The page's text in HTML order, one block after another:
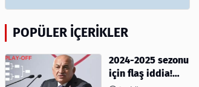
POPÜLER İÇERIKLER
2024-2025 sezonu
için flaş iddia!